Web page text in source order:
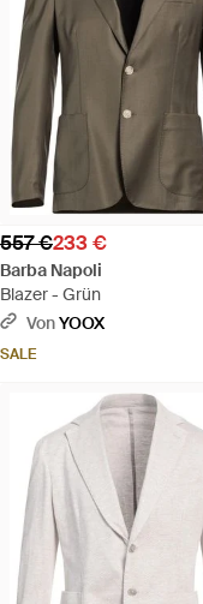
557 €233 €
Barba Napoli
Blazer - Grün
VonYOOX
SALE